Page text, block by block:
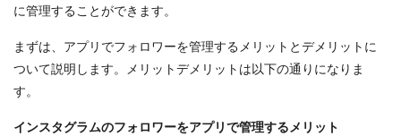
に管理することができます。
まずは、アプリでフォロワーを管理するメリットとデメリットに
ついて説明します。メリットデメリットは以下の通りになりま
す。
インスタグラムのフォロワーをアプリで管理するメリット